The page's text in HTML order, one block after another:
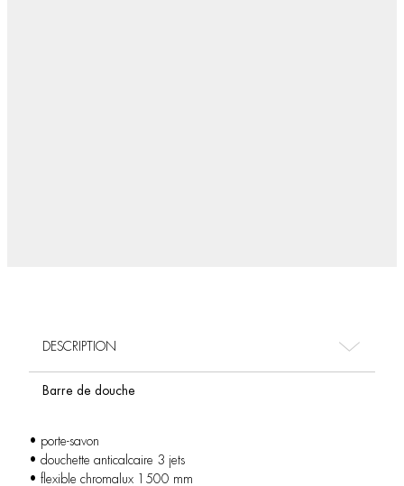
DESCRIPTION
Barre de douche
• porte-savon
• douchette anticalcaire 3 jets
• flexible chromalux 1500 mm